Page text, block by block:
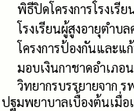
พิธีปิดโครงการโรงเรี
โรงเรียนผู้สูงอายุตำบ
โครงการป้องกันและ
มอบเงินกาชาดอำเภ
วิทยากรบรรยายจาก
ปฐมพยาบาลเบื้องต้นเมื่อ